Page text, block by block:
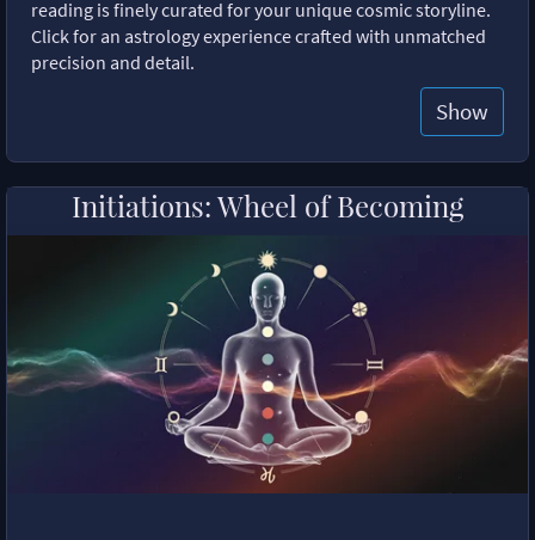
reading is finely curated for your unique cosmic storyline.
Click for an astrology experience crafted with unmatched
precision and detail.
Show
Initiations: Wheel of Becoming